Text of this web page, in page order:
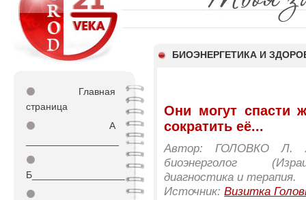
БИОЭНЕРГЕТИКА И
⚫
Главная
страница
⚫
А
⚫
Б_________________
⚫
Они могут спасти
сократить её...
Автор: ГОЛОВКО Л.
биоэнерголог
диагностика и терапия.
Источник:Визитка